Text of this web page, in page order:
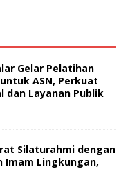
Gelar Pelatihan
ASN, Perkuat
Layanan Publik
Silaturahmi dengan
Imam Lingkungan,